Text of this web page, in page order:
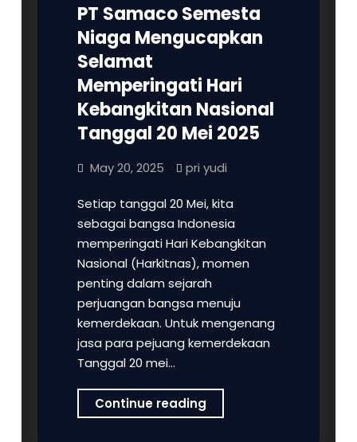
Koperasi
Indonesia
PT Samaco Semesta
Niaga Mengucapkan
Selamat
Memperingati Hari
Kebangkitan Nasional
Tanggal 20 Mei 2025
May 20, 2025 pri yudi
Setiap tanggal 20 Mei, kita
sebagai bangsa Indonesia
memperingati Hari Kebangkitan
Nasional (Harkitnas), momen
penting dalam sejarah
perjuangan bangsa menuju
kemerdekaan. Untuk mengenang
jasa para pejuang kemerdekaan
Tanggal 20 mei…
Continue readingPT
Samaco